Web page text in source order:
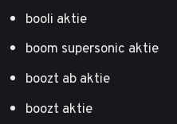
booli aktie
boom supersonic aktie
boozt ab aktie
boozt aktie